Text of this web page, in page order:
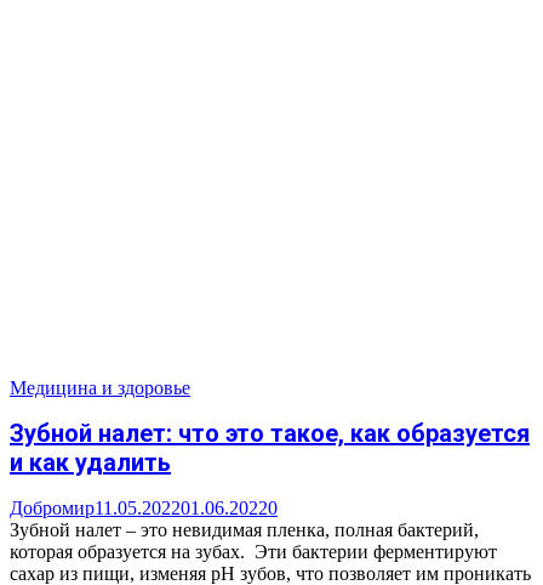
Медицина и здоровье
Зубной налет: что это такое, как образуется
и как удалить
Добромир11.05.202201.06.20220
Зубной налет – это невидимая пленка, полная бактерий,
которая образуется на зубах. Эти бактерии ферментируют
сахар из пищи, изменяя рН зубов, что позволяет им проникать